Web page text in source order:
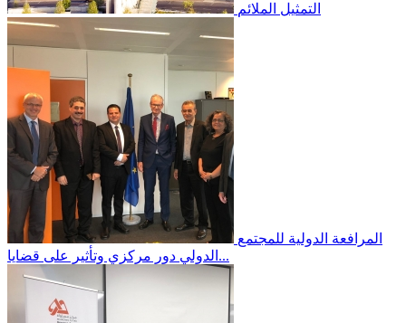
التمثيل الملائم
المرافعة الدولية للمجتمع
الدولي دور مركزي وتأثير على قضايا...